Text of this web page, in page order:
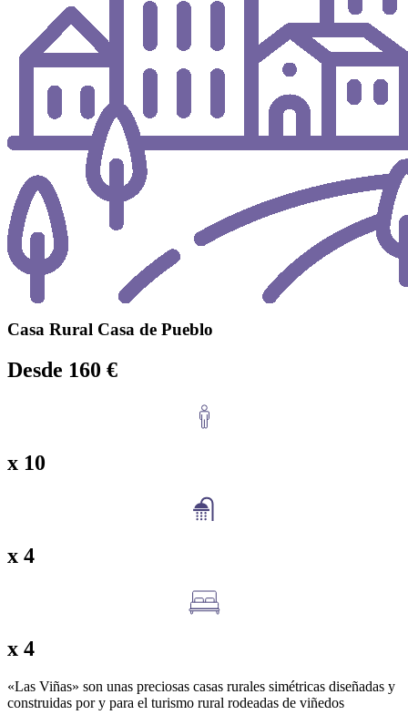
Casa Rural Casa de Pueblo
Desde 160 €
x 10
x 4
x 4
«Las Viñas» son unas preciosas casas rurales simétricas diseñadas y
construidas por y para el turismo rural rodeadas de viñedos